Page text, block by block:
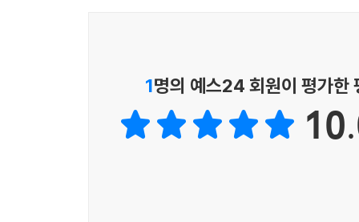
5. 현장감 가득한 현지 원어민 교사의 동영상 강의
First Step in Grammar는 클루앤키 사이트를
아니라 책에 수록된 모든 레슨의 문법 학습 부분
1명의 예스24 회원이 평가한